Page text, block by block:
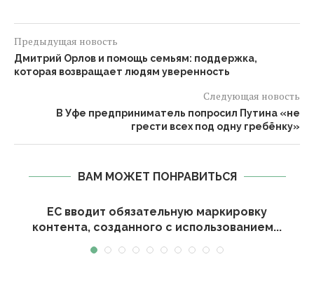
Предыдущая новость
Дмитрий Орлов и помощь семьям: поддержка,
которая возвращает людям уверенность
Следующая новость
В Уфе предприниматель попросил Путина «не
грести всех под одну гребёнку»
ВАМ МОЖЕТ ПОНРАВИТЬСЯ
ЕС вводит обязательную маркировку
контента, созданного с использованием...